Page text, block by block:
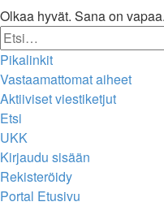
Olkaa hyvät. Sana on vapaa.
Pikalinkit
Vastaamattomat aiheet
Aktiiviset viestiketjut
Etsi
UKK
Kirjaudu sisään
Rekisteröidy
Portal Etusivu